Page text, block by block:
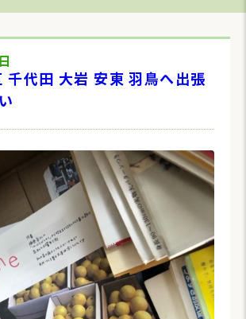
千代田 大岩 安東 羽鳥へ出張